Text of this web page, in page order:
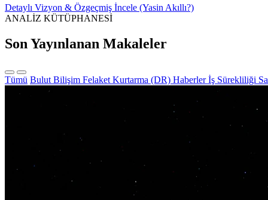
Detaylı Vizyon & Özgeçmiş İncele (Yasin Akıllı?)
ANALİZ KÜTÜPHANESİ
Son Yayınlanan Makaleler
Tümü Bulut Bilişim Felaket Kurtarma (DR) Haberlerİş Sürekliliği